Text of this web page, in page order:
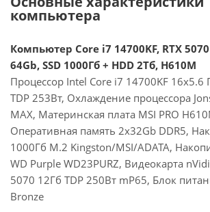
компьютера
Компьютер Core i7 14700KF, RTX 5070
64Gb, SSD 1000Гб + HDD 2Тб, H610M
Процессор Intel Core i7 14700KF 16x5.6
TDP 253Вт, Охлаждение процессора
MAX, Материнская плата MSI PRO
Оперативная память 2x32Gb DDR5,
1000Гб M.2 Kingston/MSI/ADATA,
WD Purple WD23PURZ, Видеокарта
5070 12Гб TDP 250Вт mP65, Блок
Bronze